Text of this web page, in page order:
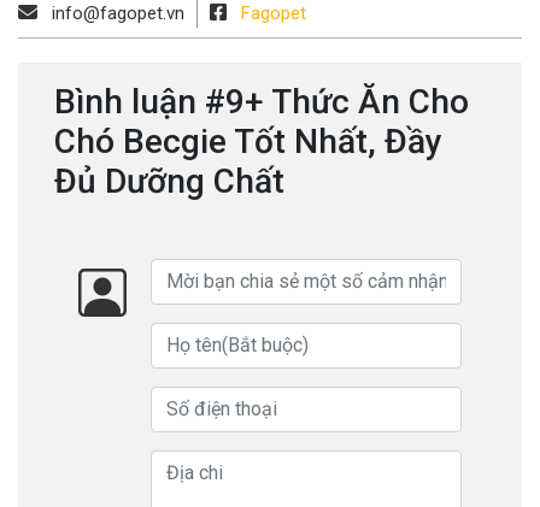
info@fagopet.vn
Fagopet
Bình luận #9+ Thức Ăn Cho
Chó Becgie Tốt Nhất, Đầy
Đủ Dưỡng Chất